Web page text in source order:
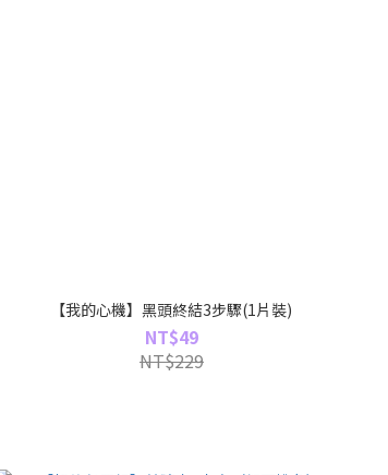
【我的心機】黑頭終結3步驟(1片裝)
NT$49
NT$229